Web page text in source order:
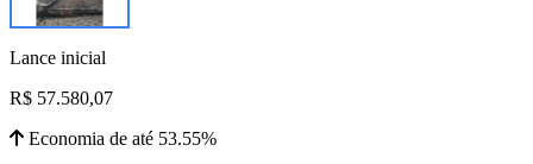
Lance inicial
R$ 57.580,07
Economia de até 53.55%